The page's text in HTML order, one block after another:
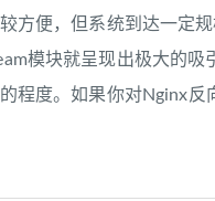
方便，但系统到达一定
模块就呈现出极大的
程度。如果你对Nginx反